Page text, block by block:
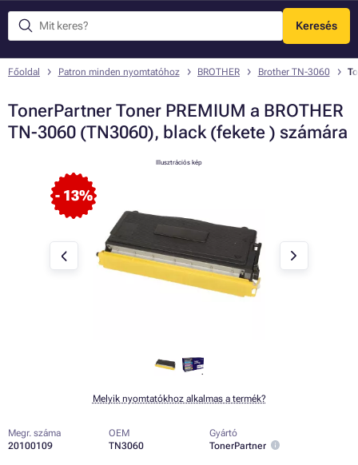
Keresés
Menü
Főoldal Patron minden nyomtatóhoz BROTHER Brother TN-3060
TonerPartner Toner PREMIUM a BROTHER
TN-3060 (TN3060), black (fekete ) számára
- 13%
Illusztrációs kép
Melyik nyomtatókhoz alkalmas a termék?
Megr. száma
20100109
OEM
TN3060
Gyártó
TonerPartner